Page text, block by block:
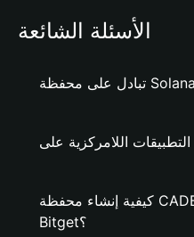
الأسئلة الشائعة
تبادل على محفظة Solana
كيفية إنشاء محفظة CADBURIFY على محفظة
Bitget؟